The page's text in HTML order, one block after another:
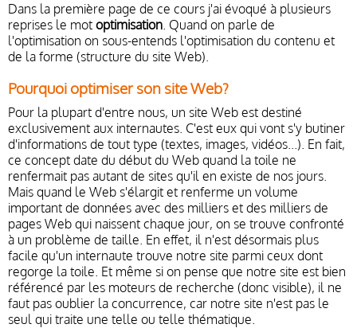
Dans la première page de ce cours j'ai évoqué à plusieurs
reprises le mot optimisation. Quand on parle de
l'optimisation on sous-entends l'optimisation du contenu et
de la forme (structure du site Web).
Pourquoi optimiser son site Web?
Pour la plupart d'entre nous, un site Web est destiné
exclusivement aux internautes. C'est eux qui vont s'y butiner
d'informations de tout type (textes, images, vidéos...). En fait,
ce concept date du début du Web quand la toile ne
renfermait pas autant de sites qu'il en existe de nos jours.
Mais quand le Web s'élargit et renferme un volume
important de données avec des milliers et des milliers de
pages Web qui naissent chaque jour, on se trouve confronté
à un problème de taille. En effet, il n'est désormais plus
facile qu'un internaute trouve notre site parmi ceux dont
regorge la toile. Et même si on pense que notre site est bien
référencé par les moteurs de recherche (donc visible), il ne
faut pas oublier la concurrence, car notre site n'est pas le
seul qui traite une telle ou telle thématique.